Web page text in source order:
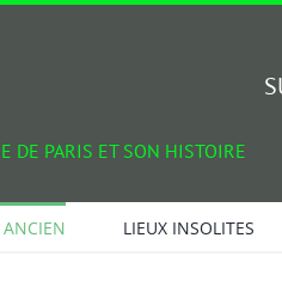
DE PARIS ET SON HISTOIRE
LIEUX INSOLITES